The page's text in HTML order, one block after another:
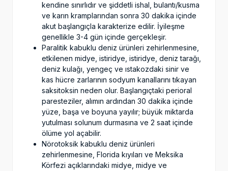
kendine sınırlıdır ve şiddetli ishal, bulantı/kusma
ve karın kramplarından sonra 30 dakika içinde
akut başlangıçla karakterize edilir. İyileşme
genellikle 3-4 gün içinde gerçekleşir.
Paralitik kabuklu deniz ürünleri zehirlenmesine,
etkilenen midye, istiridye, istiridye, deniz tarağı,
deniz kulağı, yengeç ve ıstakozdaki sinir ve
kas hücre zarlarının sodyum kanallarını tıkayan
saksitoksin neden olur. Başlangıçtaki perioral
paresteziler, alımın ardından 30 dakika içinde
yüze, başa ve boyuna yayılır; büyük miktarda
yutulması solunum durmasına ve 2 saat içinde
ölüme yol açabilir.
Nörotoksik kabuklu deniz ürünleri
zehirlenmesine, Florida kıyıları ve Meksika
Körfezi açıklarındaki midye, midye ve